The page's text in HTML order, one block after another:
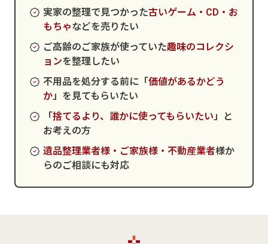
実家の整理で見つかった古いゲーム・CD・お
もちゃなどを売りたい
ご高齢のご家族が使っていた趣味のコレクシ
ョンを整理したい
不用品を処分する前に「価値があるかどう
か」を見てもらいたい
「捨てるより、誰かに使ってもらいたい」と
お考えの方
遺品整理業者様・ご家族様・不動産業者様か
らのご相談にも対応